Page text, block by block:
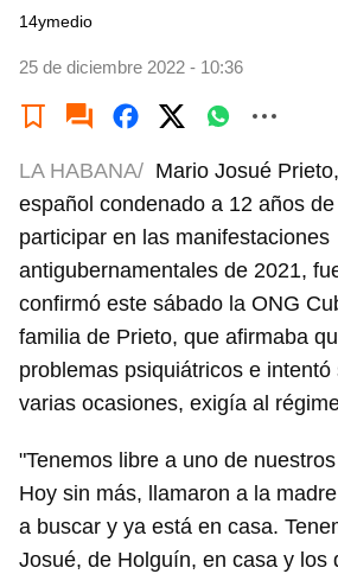
14ymedio
25 de diciembre 2022 - 10:36
LA HABANA/ Mario Josué
español condenado a 12 años
participar en las manifestaciones
antigubernamentales de 2021,
confirmó este sábado la ONG
familia de Prieto, que afirmaba
problemas psiquiátricos e intentó
varias ocasiones, exigía al
"Tenemos libre a uno de
Hoy sin más, llamaron a la
a buscar y ya está en casa.
Josué, de Holguín, en casa y los